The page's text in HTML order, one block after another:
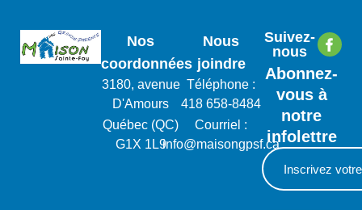
Nos
coordonnées
3180, avenue
D'Amours
Québec (QC)
G1X 1L9
Nous
joindre
Téléphone :
418 658-8484
Courriel :
info@maisongpsf.ca
Suivez-
nous
Abonnez-
vous à
notre
infolettre